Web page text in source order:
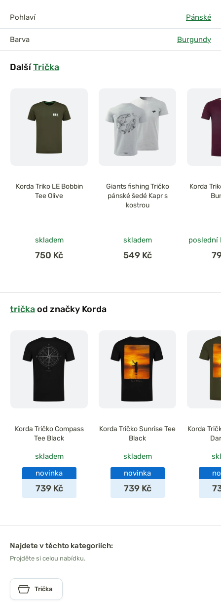
Pohlaví Pánské
Barva Burgundy
DalšíTrička
Korda Triko LE Bobbin
Tee Olive
skladem
750 Kč
Giants fishing Tričko
pánské šedé Kapr s
kostrou
skladem
549 Kč
Korda
poslední
tričkaod značky Korda
Korda Tričko Compass
Tee Black
skladem
novinka
739 Kč
Korda Tričko Sunrise Tee
Black
skladem
novinka
739 Kč
Korda
Najdete v těchto kategoriích:
Projděte si celou nabídku.
Trička